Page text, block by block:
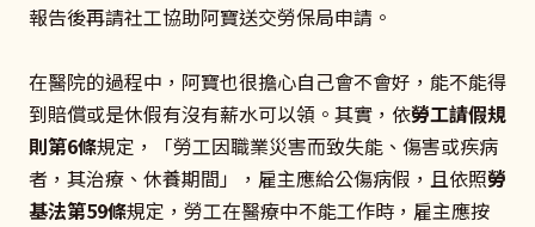
報告後再請社工協助阿寶送交勞保局申請。
在醫院的過程中，阿寶也很擔心自己會不會好，能不能得
到賠償或是休假有沒有薪水可以領。其實，依勞工請假規
則第6條規定，「勞工因職業災害而致失能、傷害或疾病
者，其治療、休養期間」，雇主應給公傷病假，且依照勞
基法第59條規定，勞工在醫療中不能工作時，雇主應按